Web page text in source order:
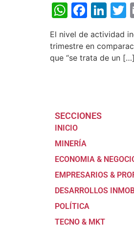
El nivel de actividad
trimestre en
que “se trata de un […]
SECCIONES
INICIO
MINERÍA
ECONOMIA &
EMPRESARIOS &
DESARROLLOS
POLÍTICA
TECNO & MKT